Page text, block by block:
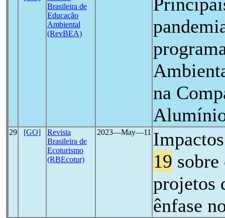
Brasileira de
Educação
Ambiental
(RevBEA)
na
29 [GO]
Revista
Brasileira de
Ecoturismo
(RBEcotur)
2023―May―11
19
projetos
ênfase